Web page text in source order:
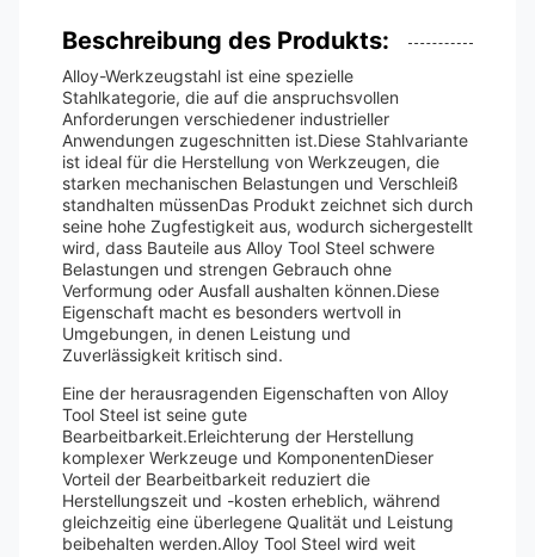
Beschreibung des Produkts:
Alloy-Werkzeugstahl ist eine spezielle
Stahlkategorie, die auf die anspruchsvollen
Anforderungen verschiedener industrieller
Anwendungen zugeschnitten ist.Diese Stahlvariante
ist ideal für die Herstellung von Werkzeugen, die
starken mechanischen Belastungen und Verschleiß
standhalten müssenDas Produkt zeichnet sich durch
seine hohe Zugfestigkeit aus, wodurch sichergestellt
wird, dass Bauteile aus Alloy Tool Steel schwere
Belastungen und strengen Gebrauch ohne
Verformung oder Ausfall aushalten können.Diese
Eigenschaft macht es besonders wertvoll in
Umgebungen, in denen Leistung und
Zuverlässigkeit kritisch sind.
Eine der herausragenden Eigenschaften von Alloy
Tool Steel ist seine gute
Bearbeitbarkeit.Erleichterung der Herstellung
komplexer Werkzeuge und KomponentenDieser
Vorteil der Bearbeitbarkeit reduziert die
Herstellungszeit und -kosten erheblich, während
gleichzeitig eine überlegene Qualität und Leistung
beibehalten werden.Alloy Tool Steel wird weit